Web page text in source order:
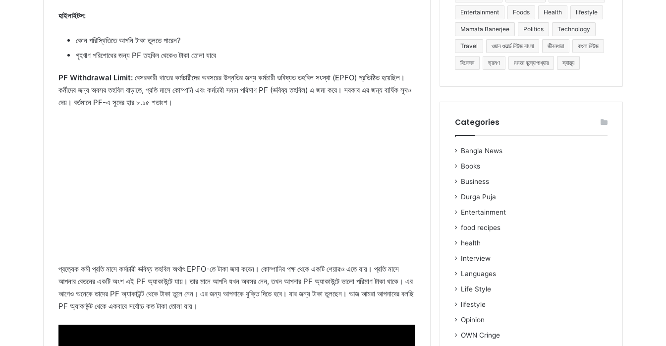
হাইলাইটস:
কোন পরিস্থিতিতে আপনি টাকা তুলতে পারেন?
গৃহঋণ পরিশোধের জন্য PF তহবিল থেকেও টাকা তোলা যাবে
PF Withdrawal Limit: বেসরকারী খাতের কর্মচারীদের অবসরের উন্নতির জন্য কর্মচারী ভবিষ্যত তহবিল সংস্থা (EPFO) প্রতিষ্ঠিত হয়েছিল।
কর্মীদের জন্য অবসর তহবিল বাড়াতে, প্রতি মাসে কোম্পানি এবং কর্মচারী সমান পরিমাণ PF (ভবিষ্য তহবিল) এ জমা করে। সরকার এর জন্য বার্ষিক সুদও
দেয়। বর্তমানে PF-এ সুদের হার ৮.১৫ শতাংশ।
প্রত্যেক কর্মী প্রতি মাসে কর্মচারী ভবিষ্য তহবিল অর্থাৎ EPFO-তে টাকা জমা করেন। কোম্পানির পক্ষ থেকে একটি শেয়ারও এতে যায়। প্রতি মাসে
আপনার বেতনের একটি অংশ এই PF অ্যাকাউন্টে যায়। তার মানে আপনি যখন অবসর নেন, তখন আপনার PF অ্যাকাউন্টে ভালো পরিমাণ টাকা থাকে। এর
আগেও অনেকে তাদের PF অ্যাকাউন্ট থেকে টাকা তুলে নেন। এর জন্য আপনাকে যুক্তি দিতে হবে। যার জন্য টাকা তুলছেন। আজ আমরা আপনাদের বলছি
PF অ্যাকাউন্ট থেকে একবারে সর্বোচ্চ কত টাকা তোলা যায়।
Entertainment Foods Health lifestyle
Mamata Banerjee Politics Technology
Travel ওয়ান ওয়ার্ল্ড নিউজ বাংলা জীবনধারা বাংলা নিউজ
বিনোদন ভ্রমণ মমতা বন্দ্যোপাধ্যায় স্বাস্থ্য
Categories
Bangla News
Books
Business
Durga Puja
Entertainment
food recipes
health
Interview
Languages
Life Style
lifestyle
Opinion
OWN Cringe